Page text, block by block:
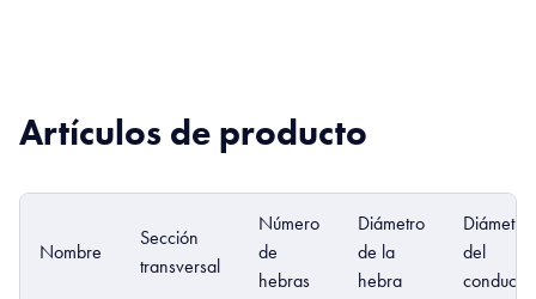
Artículos de producto
Nombre
Sección
transversal
Número
de
hebras
Diámetro
de la
hebra
Diámetro
del
conductor